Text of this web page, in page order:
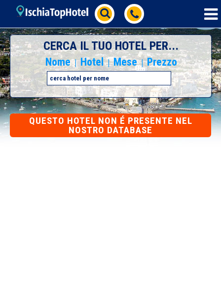
CERCA IL TUO HOTEL PER...
Nome | Hotel | Mese | Prezzo
QUESTO HOTEL NON É PRESENTE NEL
NOSTRO DATABASE